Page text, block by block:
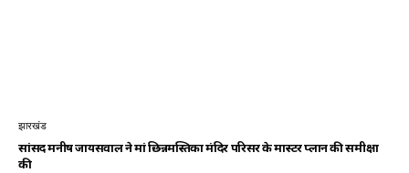
झारखंड
सांसद मनीष जायसवाल ने मां छिन्नमस्तिका मंदिर परिसर के मास्टर प्लान की समीक्षा
की